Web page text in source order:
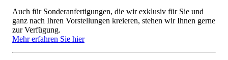
Auch für Sonderanfertigungen, die wir exklusiv für Sie und
ganz nach Ihren Vorstellungen kreieren, stehen wir Ihnen gerne
zur Verfügung.
Mehr erfahren Sie hier